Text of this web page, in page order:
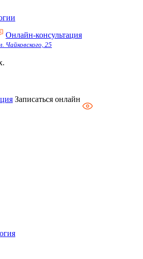
Онлайн-консультация
Чайковского, 25
Записаться онлайн